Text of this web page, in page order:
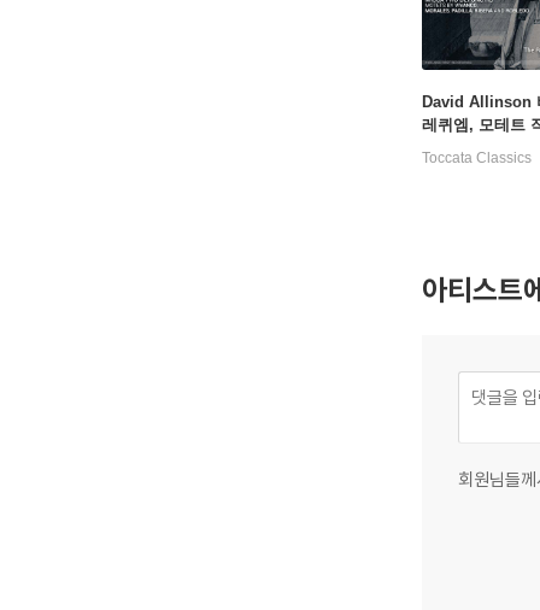
David Allinson
레퀴엠, 모테트
(Vivanco:
Toccata Classics
아티스트
회원님들